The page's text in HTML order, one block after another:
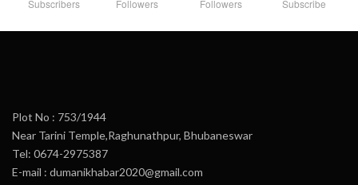
Subscribers Followers Followers Subscribe
Plot No : 753/1944
Near Tarini Temple,Raghunathpur, Bhubaneswar
Tel: 0674-2975387
E-mail : dumanikhabar2020@gmail.com